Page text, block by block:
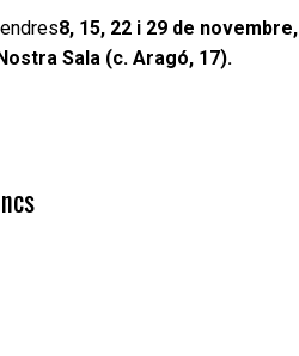
8, 15, 22 i 29 de novembre,
Sala (c. Aragó, 17).